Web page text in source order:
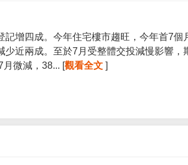
記增四成。今年住宅樓市趨旺，今年首7
少近兩成。至於7月受整體交投減慢影響
月微減，38... [觀看全文 ]